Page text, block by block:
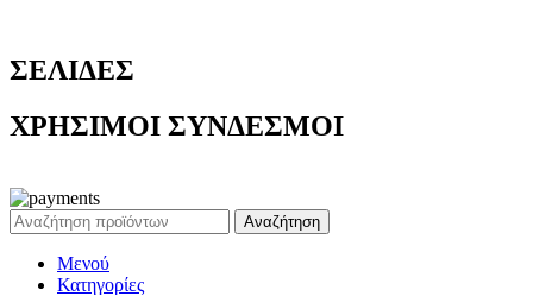
ΣΕΛΙΔΕΣ
ΧΡΗΣΙΜΟΙ ΣΥΝΔΕΣΜΟΙ
Αναζήτηση
Μενού
Κατηγορίες